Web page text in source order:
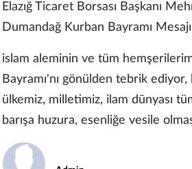
Elazığ Ticaret Borsası Başkanı
Dumandağ Kurban Bayramı Mesajı
islam aleminin ve tüm
Bayramı'nı gönülden tebrik ediyor,
ülkemiz, milletimiz, ilam dūnyası
barışa huzura, esenliğe vesile